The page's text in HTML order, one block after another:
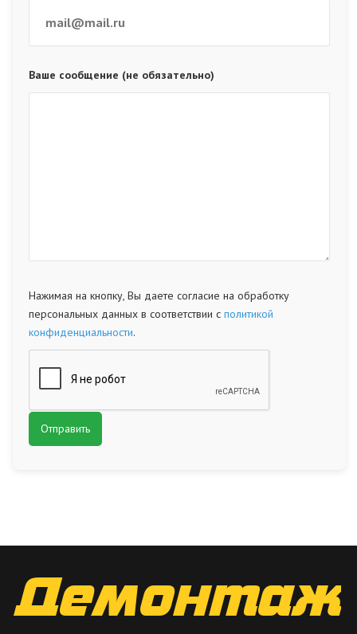
Ваше сообщение (не обязательно)
Нажимая на кнопку, Вы даете согласие на обработку
персональных данных в соответствии с политикой
конфиденциальности.